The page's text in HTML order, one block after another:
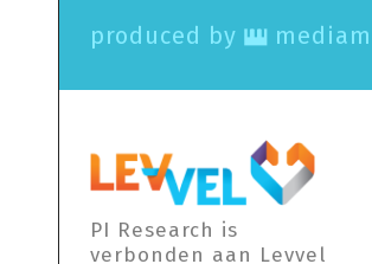
produced by
PI Research is
verbonden aan Levvel